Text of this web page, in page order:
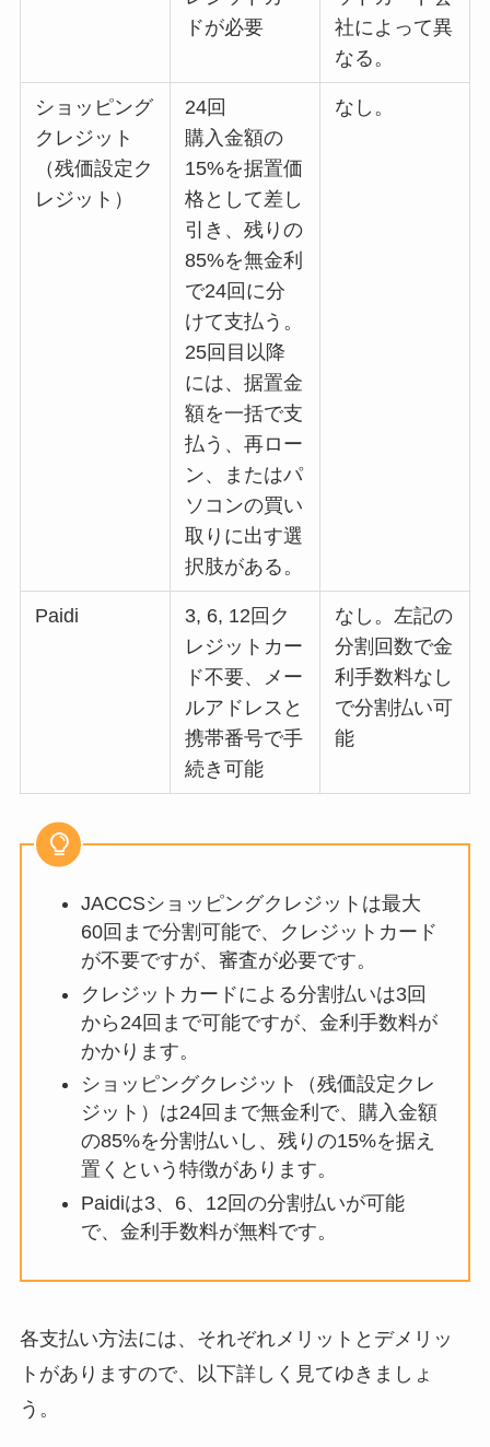
ドが必要
社によって異
なる。
ショッピング
クレジット
（残価設定ク
レジット）
24回
購入金額の
15%を据置価
格として差し
引き、残りの
85%を無金利
で24回に分
けて支払う。
25回目以降
には、据置金
額を一括で支
払う、再ロー
ン、またはパ
ソコンの買い
取りに出す選
択肢がある。
なし。
Paidi
3, 6, 12回ク
レジットカー
ド不要、メー
ルアドレスと
携帯番号で手
続き可能
なし。左記の
分割回数で金
利手数料なし
で分割払い可
能
JACCSショッピングクレジットは最大
60回まで分割可能で、クレジットカード
が不要ですが、審査が必要です。
クレジットカードによる分割払いは3回
から24回まで可能ですが、金利手数料が
かかります。
ショッピングクレジット（残価設定クレ
ジット）は24回まで無金利で、購入金額
の85%を分割払いし、残りの15%を据え
置くという特徴があります。
Paidiは3、6、12回の分割払いが可能
で、金利手数料が無料です。
各支払い方法には、それぞれメリットとデメリッ
トがありますので、以下詳しく見てゆきましょ
う。